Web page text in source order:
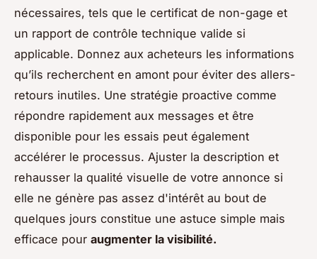
nécessaires, tels que le certificat de non-gage et
un rapport de contrôle technique valide si
applicable. Donnez aux acheteurs les informations
qu’ils recherchent en amont pour éviter des allers-
retours inutiles. Une stratégie proactive comme
répondre rapidement aux messages et être
disponible pour les essais peut également
accélérer le processus. Ajuster la description et
rehausser la qualité visuelle de votre annonce si
elle ne génère pas assez d'intérêt au bout de
quelques jours constitue une astuce simple mais
efficace pour augmenter la visibilité.